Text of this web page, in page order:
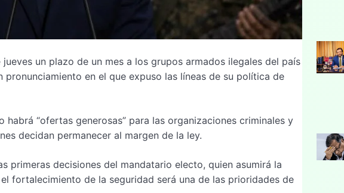
jueves un plazo de un mes a los grupos armados ilegales del país
en el que expuso las líneas de su política de
habrá “ofertas generosas” para las organizaciones criminales y
decidan permanecer al margen de la ley.
primeras decisiones del mandatario electo, quien asumirá la
fortalecimiento de la seguridad será una de las prioridades de